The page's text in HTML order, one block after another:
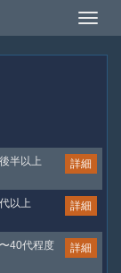
Toggle
半以上 詳細
以上 詳細
40代程度 詳細